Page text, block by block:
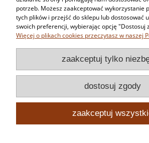
Moje konto
Informacje
potrzeb. Możesz zaakceptować wykorzystanie
tych plików i przejść do sklepu lub dostosować
swoich preferencji, wybierając opcję "Dostosuj
Więcej o plikach cookies przeczytasz w naszej
zaakceptuj tylko
dostosuj zgody
zaakceptuj